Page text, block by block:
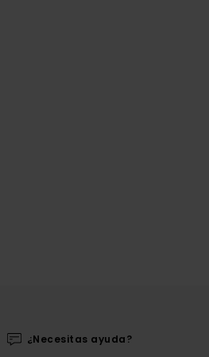
¿Necesitas ayuda?